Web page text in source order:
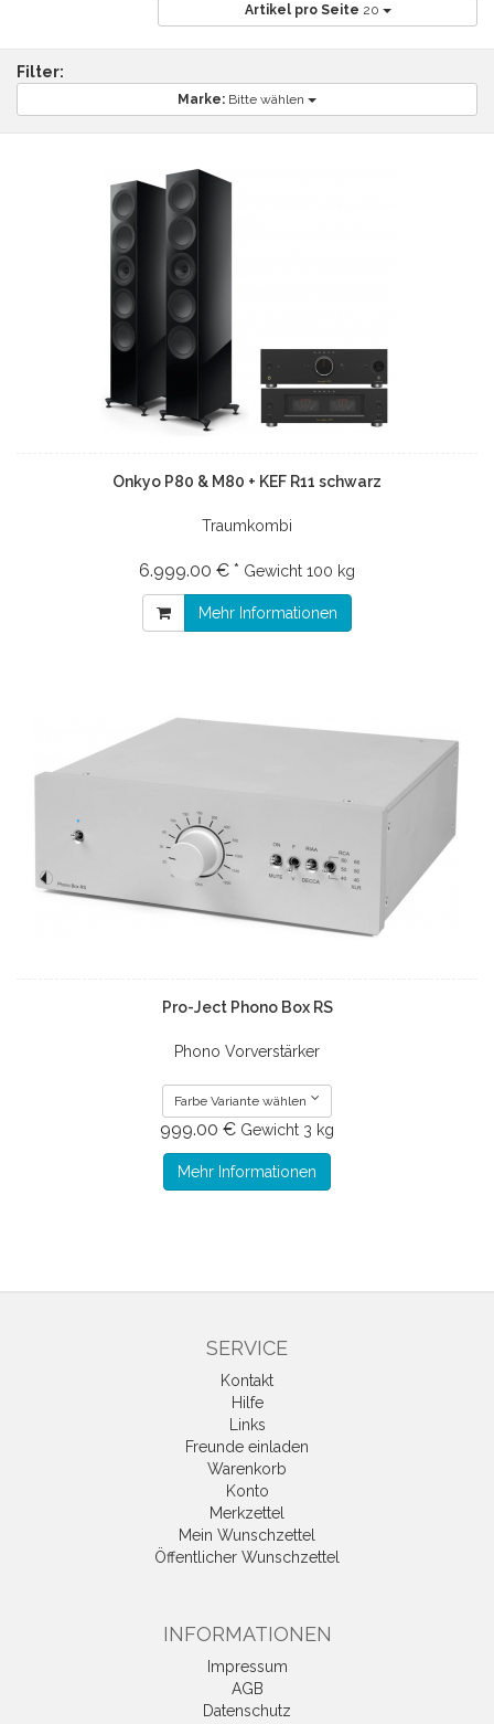
Artikel pro Seite 20
Filter:
Marke: Bitte wählen
Onkyo P80 & M80 + KEF R11 schwarz
Traumkombi
6.999.00 € * Gewicht 100 kg
Mehr Informationen
Pro-Ject Phono Box RS
Phono Vorverstärker
Farbe Variante wählen
999.00 € Gewicht 3 kg
Mehr Informationen
SERVICE
Kontakt
Hilfe
Links
Freunde einladen
Warenkorb
Konto
Merkzettel
Mein Wunschzettel
Öffentlicher Wunschzettel
INFORMATIONEN
Impressum
AGB
Datenschutz